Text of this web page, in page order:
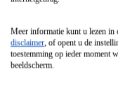
Vrijstaande
Vrijstaande
Meer informatie kunt u lezen in
disclaimer, of opent u de
toestemming op ieder moment
beeldscherm.